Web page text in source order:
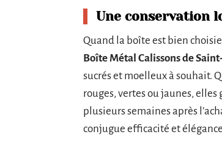
Une conservation
Quand la boîte est bien
Boîte Métal Calissons de
sucrés et moelleux à souhait.
rouges, vertes ou jaunes,
plusieurs semaines après
conjugue efficacité et